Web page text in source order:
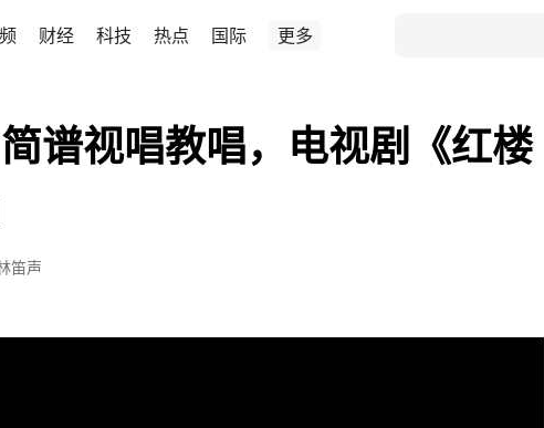
财经 科技 热点 国际 更多
简谱视唱教唱，电视剧《红楼
笛声